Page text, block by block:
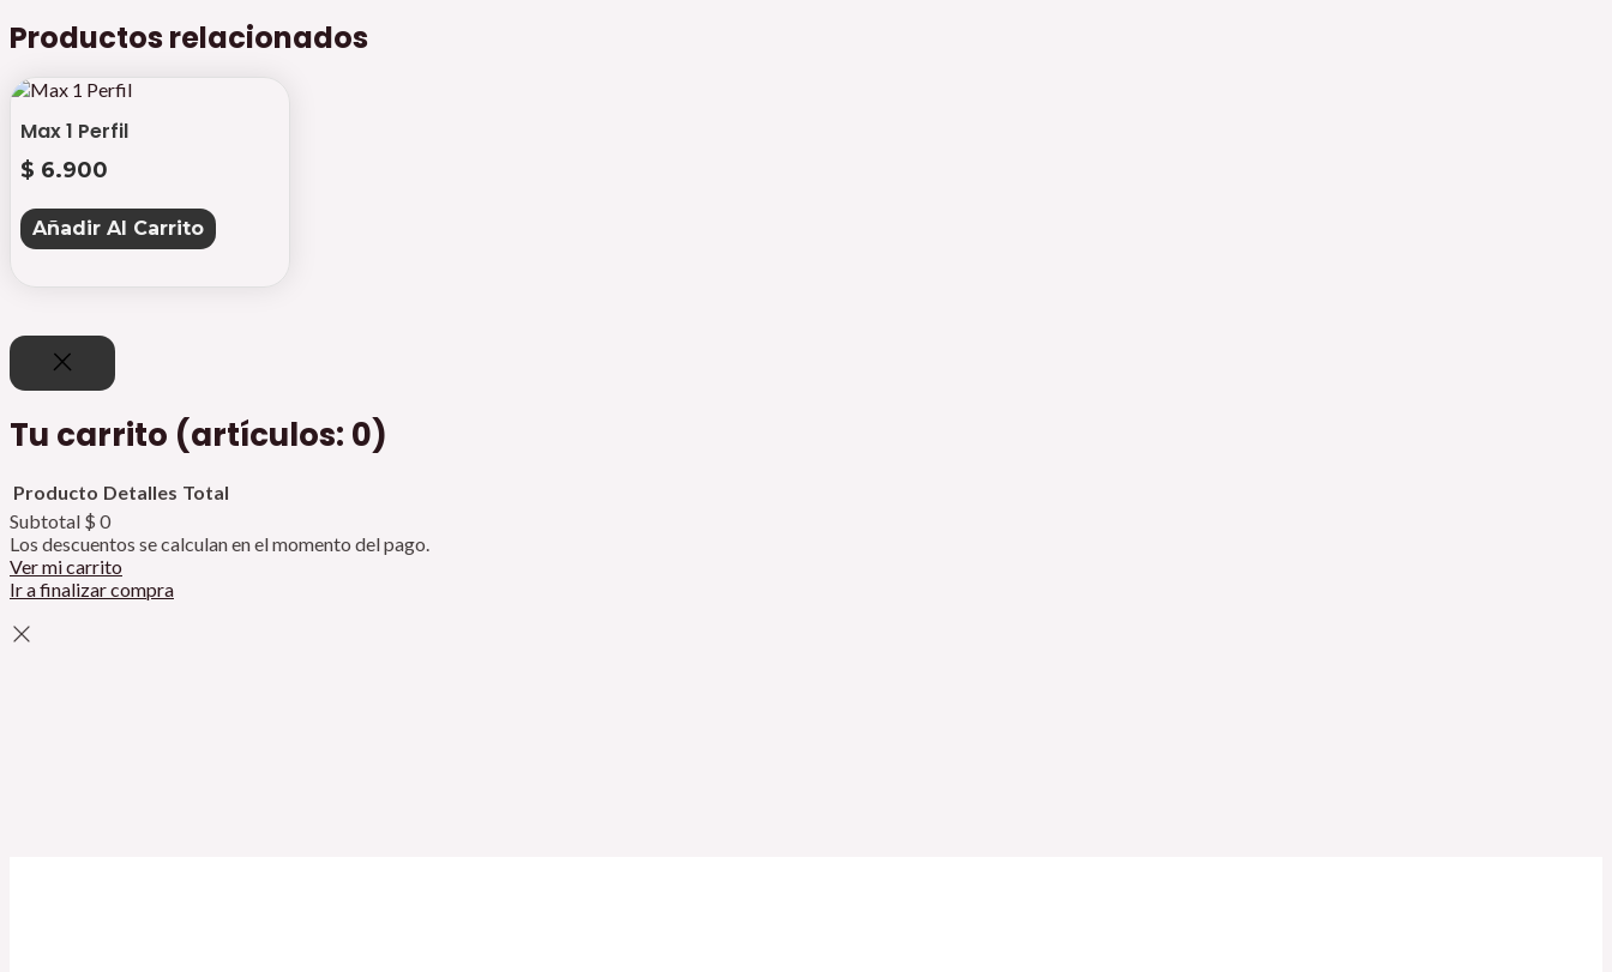
Productos relacionados
Max 1 Perfil
$ 6.900
Añadir Al Carrito
Tu carrito (artículos: 0)
Producto Detalles Total
Subtotal $ 0
Los descuentos se calculan en el momento del pago.
Ver mi carrito
Ir a finalizar compra